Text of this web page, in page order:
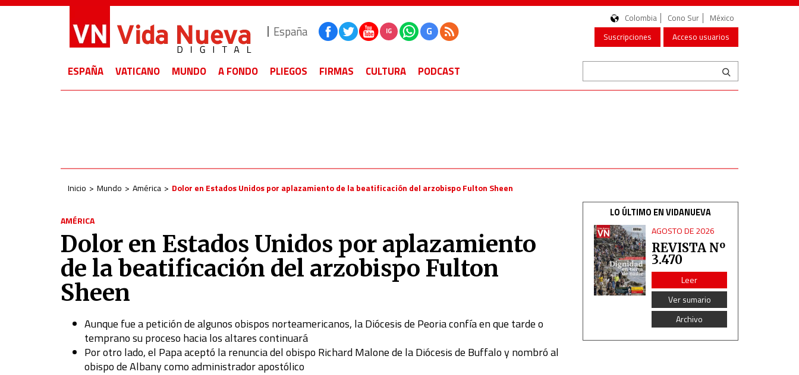
España IG G
Colombia Cono Sur
México
Suscripciones
Acceso usuarios
ESPAÑA VATICANO MUNDO A FONDO PLIEGOS FIRMAS CULTURA PODCAST
Inicio Mundo América Dolor en Estados Unidos por aplazamiento de la beatificación del arzobispo Fulton Sheen
AMÉRICA
Dolor en Estados Unidos por aplazamiento
de la beatificación del arzobispo Fulton
Sheen
Aunque fue a petición de algunos obispos norteamericanos, la Diócesis de Peoria confía en que tarde o
temprano su proceso hacia los altares continuará
Por otro lado, el Papa aceptó la renuncia del obispo Richard Malone de la Diócesis de Buffalo y nombró al
obispo de Albany como administrador apostólico
LO ÚLTIMO EN VIDANUEVA
AGOSTO DE 2026
REVISTA Nº
3.470
Leer
Ver sumario
Archivo